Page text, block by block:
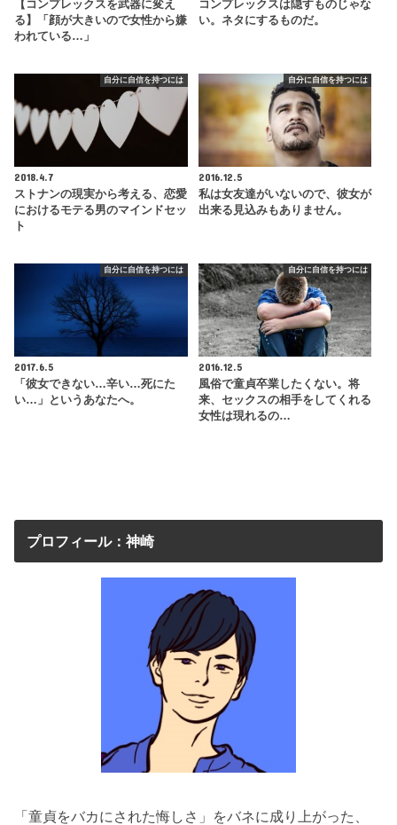
【コンプレックスを武器に変え
る】「顔が大きいので女性から嫌
われている…」
コンプレックスは隠すものじゃな
い。ネタにするものだ。
自分に自信を持つには
2018.4.7
ストナンの現実から考える、恋愛
におけるモテる男のマインドセッ
ト
自分に自信を持つには
2016.12.5
私は女友達がいないので、彼女が
出来る見込みもありません。
自分に自信を持つには
2017.6.5
「彼女できない…辛い…死にた
い…」というあなたへ。
自分に自信を持つには
2016.12.5
風俗で童貞卒業したくない。将
来、セックスの相手をしてくれる
女性は現れるの…
プロフィール：神崎
「童貞をバカにされた悔しさ」をバネに成り上がった、